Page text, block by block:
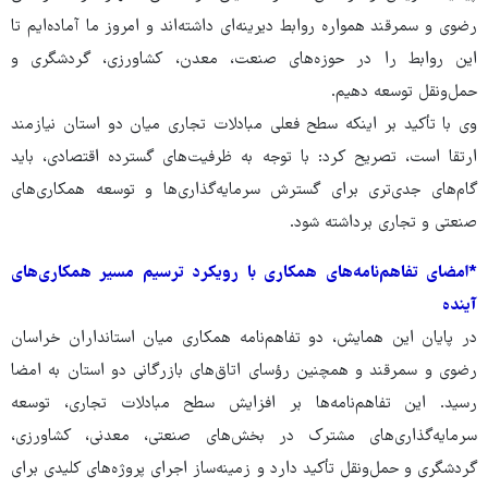
رضوی و سمرقند همواره روابط دیرینه‌ای داشته‌اند و امروز ما آماده‌ایم تا
این روابط را در حوزه‌های صنعت، معدن، کشاورزی، گردشگری و
حمل‌ونقل توسعه دهیم.
وی با تأکید بر اینکه سطح فعلی مبادلات تجاری میان دو استان نیازمند
ارتقا است، تصریح کرد: با توجه به ظرفیت‌های گسترده اقتصادی، باید
گام‌های جدی‌تری برای گسترش سرمایه‌گذاری‌ها و توسعه همکاری‌های
صنعتی و تجاری برداشته شود.
*امضای تفاهم‌نامه‌های همکاری با رویکرد ترسیم مسیر همکاری‌های
آینده
در پایان این همایش، دو تفاهم‌نامه همکاری میان استانداران خراسان
رضوی و سمرقند و همچنین رؤسای اتاق‌های بازرگانی دو استان به امضا
رسید. این تفاهم‌نامه‌ها بر افزایش سطح مبادلات تجاری، توسعه
سرمایه‌گذاری‌های مشترک در بخش‌های صنعتی، معدنی، کشاورزی،
گردشگری و حمل‌ونقل تأکید دارد و زمینه‌ساز اجرای پروژه‌های کلیدی برای